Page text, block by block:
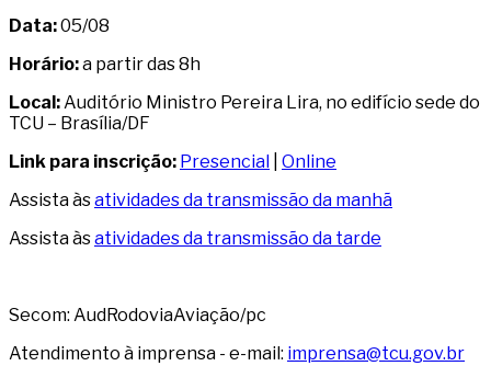
Data:05/08
Horário:a partir das 8h
Local:Auditório Ministro Pereira Lira, no edifício sede do
TCU – Brasília/DF
Link para inscrição: Presencial Online
Assista àsatividades da transmissão da manhã
Assista àsatividades da transmissão da tarde
Secom: AudRodoviaAviação/pc
Atendimento à imprensa - e-mail: imprensa@tcu.gov.br